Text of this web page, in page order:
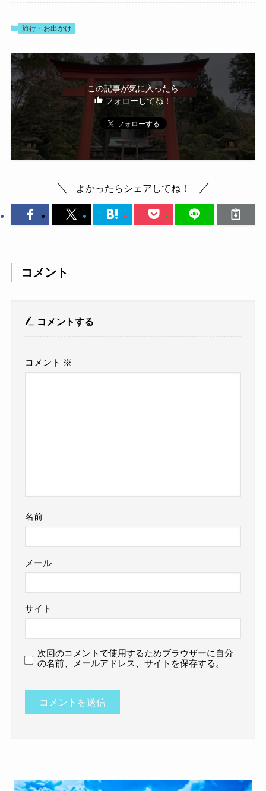
旅行・お出かけ
この記事が気に入ったら
フォローしてね！
よかったらシェアしてね！
コメント
コメントする
コメント ※
名前
メール
サイト
次回のコメントで使用するためブラウザーに自分
の名前、メールアドレス、サイトを保存する。